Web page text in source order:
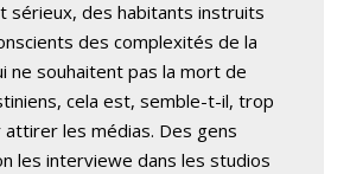
sérieux, des habitants instruits
des complexités de la
ne souhaitent pas la mort de
cela est, semble-t-il, trop
les médias. Des gens
les interviewe dans les studios